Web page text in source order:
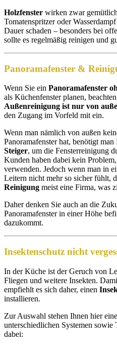
Holzfenster wirken zwar
Tomatenspritzer oder
Dauer schaden – besonders bei
sollte es regelmäßig reinigen und
Panoramafenster &
Wenn Sie ein Panoramafenster
als Küchenfenster planen,
Außenreinigung ist nur von
den Zugang im Vorfeld mit ein.
Wenn man nämlich von außen
Panoramafenster hat, benötigt
Steiger, um die Fensterreinigung
Kunden haben dabei kein
verwenden. Jedoch wenn man in
Leitern nicht mehr so sicher fühlt,
Reinigung meist eine Firma, was
Daher denken Sie auch an die
Panoramafenster in einer Höhe
dazukommt.
Insektenschutz nicht
In der Küche ist der Geruch von
Fliegen und weitere Insekten.
empfiehlt es sich daher, einen
installieren.
Zur Auswahl stehen Ihnen hier
unterschiedlichen Systemen sowie
dabei: